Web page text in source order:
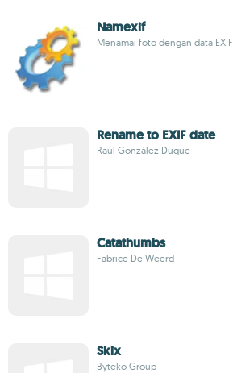
Namexif
Menamai foto dengan data EXIF
Rename to EXIF date
Raúl González Duque
Catathumbs
Fabrice De Weerd
Skix
Byteko Group